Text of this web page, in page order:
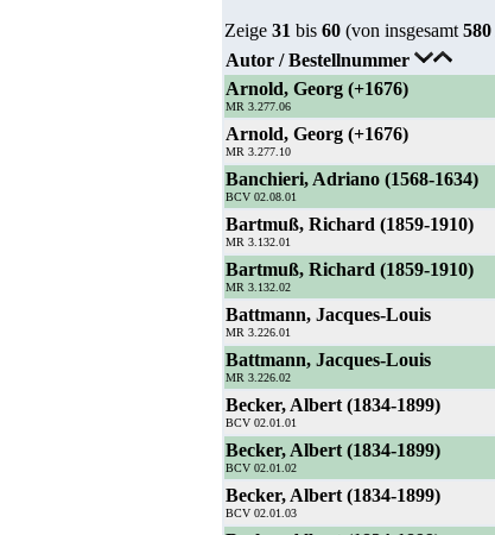
Zeige 31 bis 60 (von insgesamt 580
Autor / Bestellnummer
Arnold, Georg (+1676)
MR 3.277.06
Arnold, Georg (+1676)
MR 3.277.10
Banchieri, Adriano (1568-1634)
BCV 02.08.01
Bartmuß, Richard (1859-1910)
MR 3.132.01
Bartmuß, Richard (1859-1910)
MR 3.132.02
Battmann, Jacques-Louis
MR 3.226.01
Battmann, Jacques-Louis
MR 3.226.02
Becker, Albert (1834-1899)
BCV 02.01.01
Becker, Albert (1834-1899)
BCV 02.01.02
Becker, Albert (1834-1899)
BCV 02.01.03